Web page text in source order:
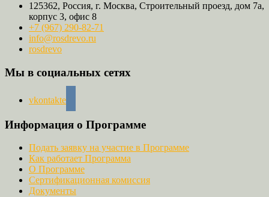
125362, Россия, г. Москва, Строительный проезд, дом 7а,
корпус 3, офис 8
+7 (967) 290-82-71
info@rosdrevo.ru
rosdrevo
Мы в социальных сетях
vkontakte
Информация о Программе
Подать заявку на участие в Программе
Как работает Программа
О Программе
Сертификационная комиссия
Документы